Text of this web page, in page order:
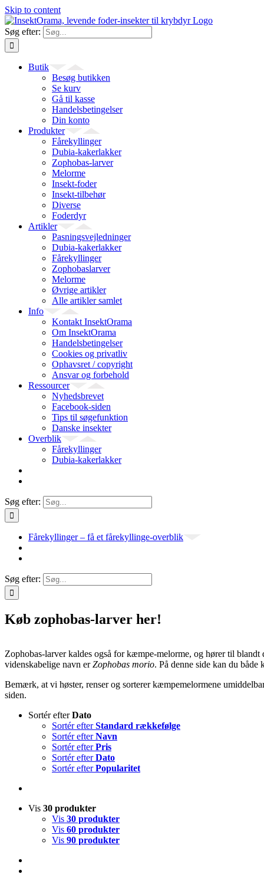
Skip to content
Søg efter:
Butik
Besøg butikken
Se kurv
Gå til kasse
Handelsbetingelser
Din konto
Produkter
Fårekyllinger
Dubia-kakerlakker
Zophobas-larver
Melorme
Insekt-foder
Insekt-tilbehør
Diverse
Foderdyr
Artikler
Pasningsvejledninger
Dubia-kakerlakker
Fårekyllinger
Zophobaslarver
Melorme
Øvrige artikler
Alle artikler samlet
Info
Kontakt InsektOrama
Om InsektOrama
Handelsbetingelser
Cookies og privatliv
Ophavsret / copyright
Ansvar og forbehold
Ressourcer
Nyhedsbrevet
Facebook-siden
Tips til søgefunktion
Danske insekter
Overblik
Fårekyllinger
Dubia-kakerlakker
Søg efter:
Fårekyllinger – få et fårekyllinge-overblik
Søg efter:
Køb zophobas-larver her!
Zophobas-larver kaldes også for kæmpe-melorme, og hører til
videnskabelige navn erZophobas morio. På denne side kan du
Bemærk, at vi høster, renser og sorterer kæmpemelormene
siden.
Sortér efterDato
Sortér efterStandard rækkefølge
Sortér efterNavn
Sortér efterPris
Sortér efterDato
Sortér efterPopularitet
Vis 30 produkter
Vis 30 produkter
Vis 60 produkter
Vis 90 produkter